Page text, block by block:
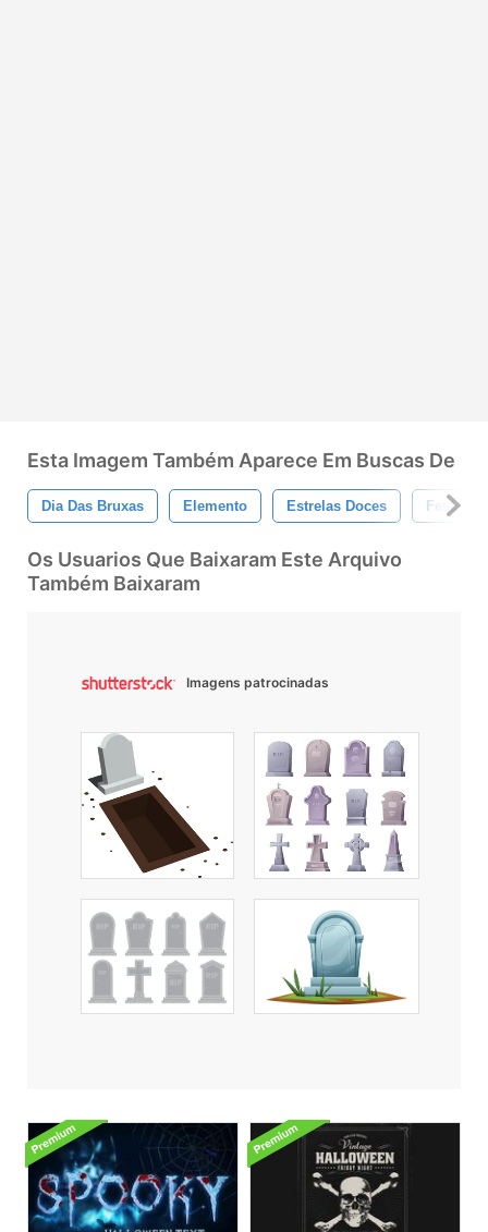
Esta Imagem Também Aparece Em Buscas De
Dia Das Bruxas Elemento Estrelas Doces Festa
Os Usuarios Que Baixaram Este Arquivo
Também Baixaram
Imagens patrocinadas